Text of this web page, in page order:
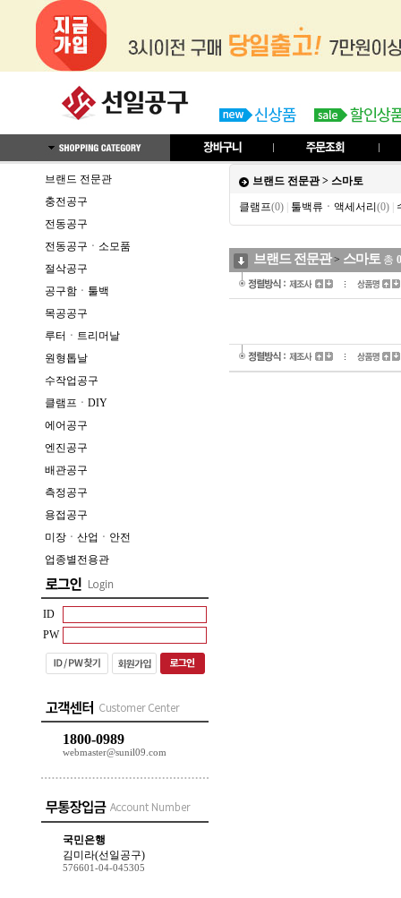
브랜드 전문관
충전공구
전동공구
전동공구ㆍ소모품
절삭공구
공구함ㆍ툴백
목공공구
루터ㆍ트리머날
원형톱날
수작업공구
클램프ㆍDIY
에어공구
엔진공구
배관공구
측정공구
용접공구
미장ㆍ산업ㆍ안전
업종별전용관
ID
PW
1800-0989
webmaster@sunil09.com
국민은행
김미라(선일공구)
576601-04-045305
브랜드 전문관> 스마토
클램프(0) 툴백류ㆍ액세서리 (0)
브랜드 전문관> 스마토 총 0